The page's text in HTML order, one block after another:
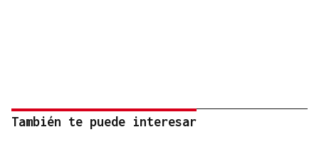
También te puede interesar